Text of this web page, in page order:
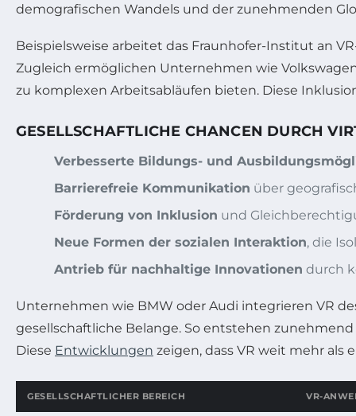
demografischen Wandels und der zunehmenden
Beispielsweise arbeitet das Fraunhofer-Institut an
Zugleich ermöglichen Unternehmen wie
zu komplexen Arbeitsabläufen bieten. Diese
GESELLSCHAFTLICHE CHANCEN DURCH
Verbesserte Bildungs- und
Barrierefreie Kommunikation über
Förderung von Inklusion und
Neue Formen der sozialen Interaktion, die
Antrieb für nachhaltige Innovationen durch
Unternehmen wie BMW oder Audi integrieren VR
gesellschaftliche Belange. So entstehen
Diese Entwicklungen zeigen, dass VR weit mehr
GESELLSCHAFTLICHER BEREICH VR-